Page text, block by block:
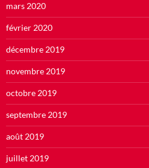
mars 2020
février 2020
décembre 2019
novembre 2019
octobre 2019
septembre 2019
août 2019
juillet 2019